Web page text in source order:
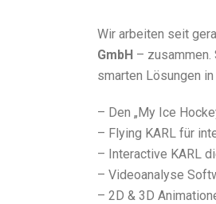
Wir arbeiten seit
GmbH – zusammen.
smarten Lösungen
– Den „My Ice
– Flying KARL für
– Interactive KARL
– Videoanalyse
– 2D & 3D